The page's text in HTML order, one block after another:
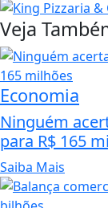
Veja
Economia
Ninguém
para R$ 165
Saiba Mais